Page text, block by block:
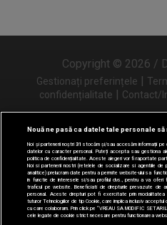
Copyright © 2026 /
Gestionați preferințele |
confidențialitate | Contact/
Nouă ne pasă ca datele tale personale
Noi și partenerii noștri31 stocăm și/sau accesăm informații pe
datelor cu caracter personal. Puteți accepta sau gestiona
politica de confidențialitate. Aceste alegeri vor fi raportate
Noi si partenerii nostri (retelele de socializare si agentiile
analitice) prelucram date pentru a permite website-ului sa
in functie de interesele si/sau profilul dvs., pentru a va
traficul pe website. Beneficiati de drepturile prevazute de
personal. Aceste drepturi pot fi exercitate prin modalitatea
tuturor Tehnologiilor de tip Cookie, care implica inclusiv
cu care colaboram. Prin click pe “VREAU SA MODIFIC
cele legate de cookie strict necesare pentru functionarea